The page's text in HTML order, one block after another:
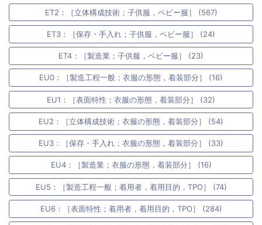
ET2：［立体構成技術；子供服，ベビー服］ (567)
ET3：［保存・手入れ；子供服，ベビー服］ (24)
ET4：［製造業；子供服，ベビー服］ (23)
EU0：［製造工程一般；衣服の形態，着装部分］ (16)
EU1：［表面特性；衣服の形態，着装部分］ (32)
EU2：［立体構成技術；衣服の形態，着装部分］ (54)
EU3：［保存・手入れ；衣服の形態，着装部分］ (33)
EU4：［製造業；衣服の形態，着装部分］ (16)
EU5：［製造工程一般；着用者，着用目的，TPO］ (74)
EU6：［表面特性；着用者，着用目的，TPO］ (284)